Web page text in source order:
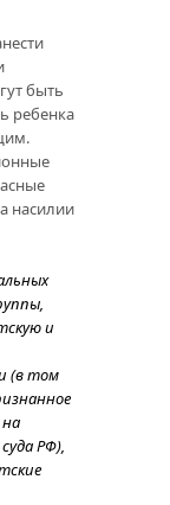
быть
ребенка
насилии
и
(в том
РФ),